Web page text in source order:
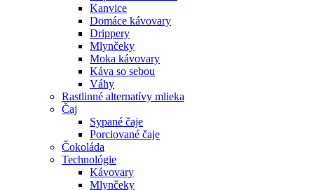
Kanvice
Domáce kávovary
Drippery
Mlynčeky
Moka kávovary
Káva so sebou
Váhy
Rastlinné alternatívy mlieka
Čaj
Sypané čaje
Porciované čaje
Čokoláda
Technológie
Kávovary
Mlynčeky